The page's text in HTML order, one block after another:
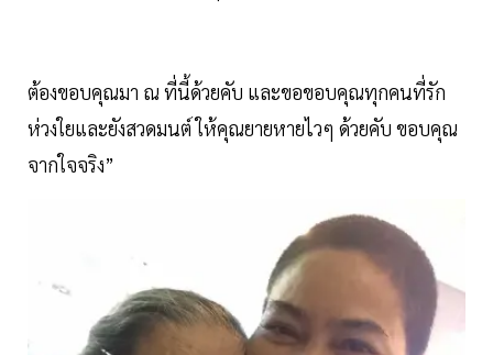
ต้องขอบคุณมา ณ ที่นี้ด้วยคับ และขอขอบคุณทุกคนที่รัก
ห่วงใยและยังสวดมนต์ ให้คุณยายหายไวๆ ด้วยคับ ขอบคุณ
จากใจจริง”